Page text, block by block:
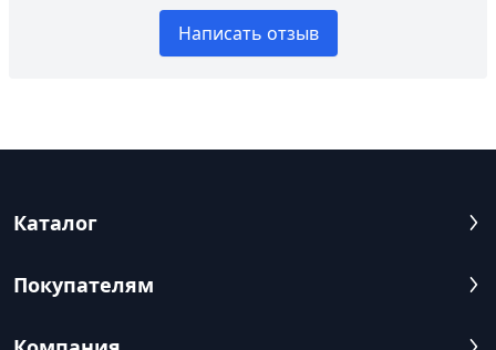
Написать отзыв
Каталог
Покупателям